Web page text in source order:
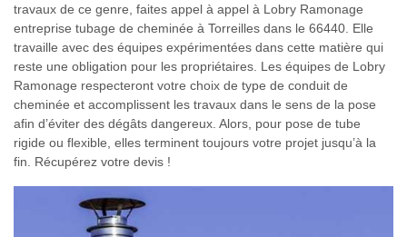
travaux de ce genre, faites appel à appel à Lobry Ramonage
entreprise tubage de cheminée à Torreilles dans le 66440. Elle
travaille avec des équipes expérimentées dans cette matière qui
reste une obligation pour les propriétaires. Les équipes de Lobry
Ramonage respecteront votre choix de type de conduit de
cheminée et accomplissent les travaux dans le sens de la pose
afin d’éviter des dégâts dangereux. Alors, pour pose de tube
rigide ou flexible, elles terminent toujours votre projet jusqu’à la
fin. Récupérez votre devis !